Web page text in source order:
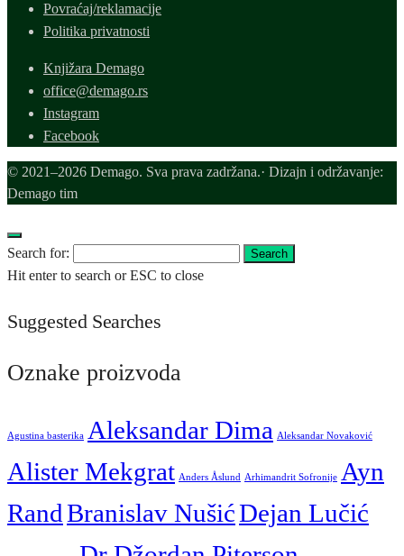
Povraćaj/reklamacije
Politika privatnosti
Knjižara Demago
office@demago.rs
Instagram
Facebook
© 2021–2026 Demago. Sva prava zadržana.· Dizajn i održavanje:
Demago tim
Search for: Search
Hit enter to search or ESC to close
Suggested Searches
Oznake proizvoda
Agustina basterika Aleksandar Dima Aleksandar Novaković
Alister Mekgrat Anders Åslund Arhimandrit Sofronije Ayn
RandBranislav NušićDejan Lučić